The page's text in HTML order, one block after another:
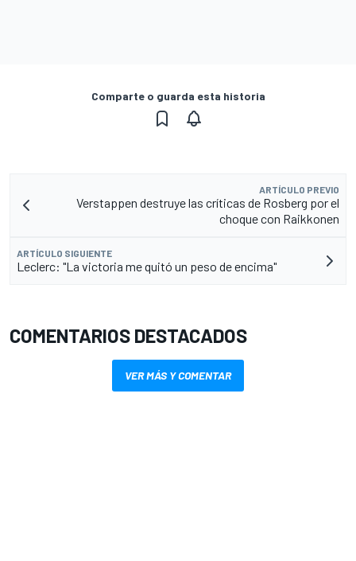
Comparte o guarda esta historia
ARTÍCULO PREVIO
Verstappen destruye las críticas de Rosberg por el
choque con Raikkonen
ARTÍCULO SIGUIENTE
Leclerc: "La victoria me quitó un peso de encima"
COMENTARIOS DESTACADOS
VER MÁS Y COMENTAR